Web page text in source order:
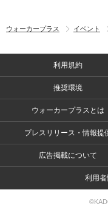
ウォーカープラス イベント
利用規約
推奨環境
ウォーカープラスとは
プレスリリース・情報提
広告掲載について
利用